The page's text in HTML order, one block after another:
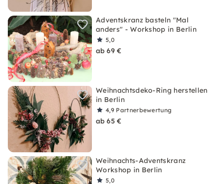
Adventskranz basteln "Mal
anders" - Workshop in Berlin
5,0
ab 69 €
Weihnachtsdeko-Ring herstellen
in Berlin
4,9 Partnerbewertung
ab 65 €
Weihnachts-Adventskranz
Workshop in Berlin
5,0